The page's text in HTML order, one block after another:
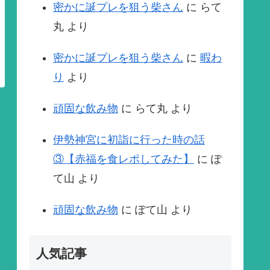
密かに誕プレを狙う柴さん に らて
丸 より
密かに誕プレを狙う柴さん に 暇わ
り より
頑固な飲み物 に らて丸 より
伊勢神宮に初詣に行った時の話
③【赤福を食レポしてみた】
に ぽ
て山 より
頑固な飲み物 に ぽて山 より
人気記事